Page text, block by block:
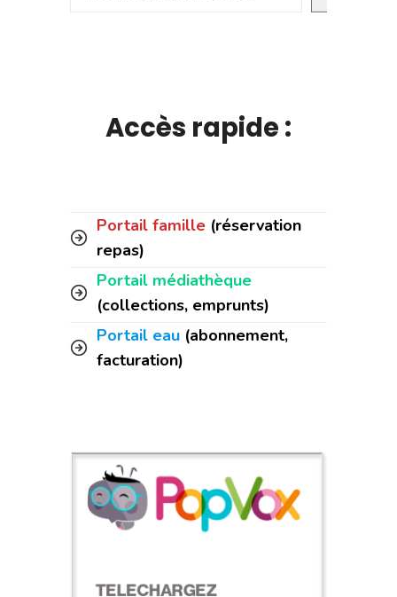
Accès rapide :
Portail famille (réservation
repas)
Portail médiathèque
(collections, emprunts)
Portail eau (abonnement,
facturation)